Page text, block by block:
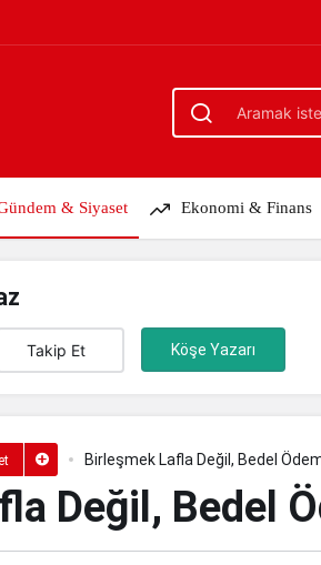
& Siyaset Ekonomi & Finans
Takip Et Köşe Yazarı
Birleşmek Lafla Değil, Bedel
Değil, Bedel
Ödemekle Olur